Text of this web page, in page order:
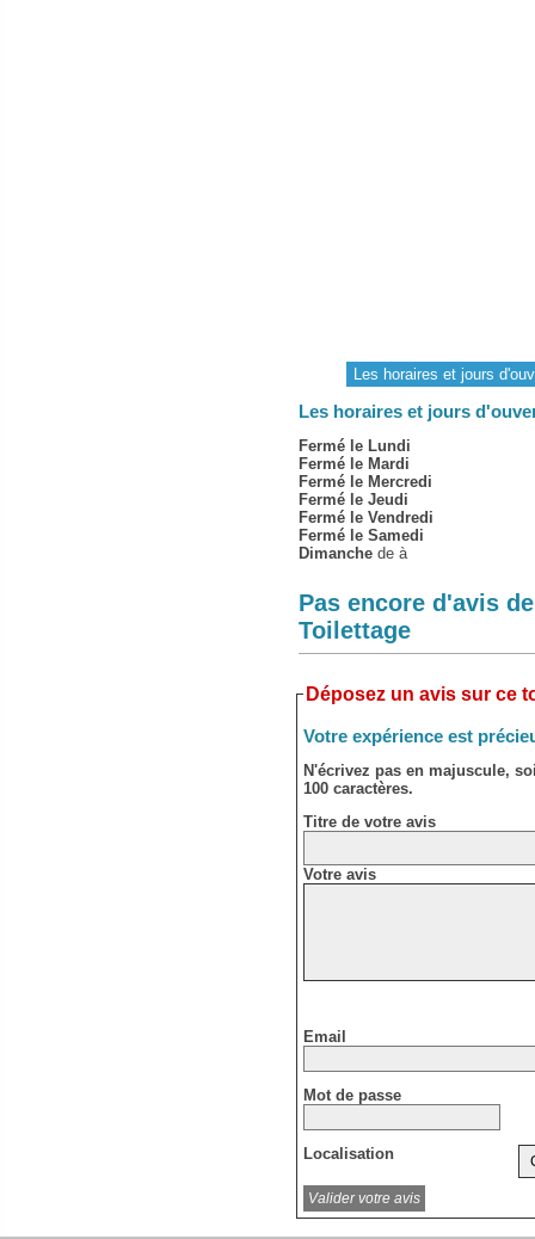
Les horaires et jours
Les horaires et jours
Fermé le Lundi
Fermé le Mardi
Fermé le Mercredi
Fermé le Jeudi
Fermé le Vendredi
Fermé le Samedi
Dimanche de à
Pas encore d'avis
Toilettage
Déposez un avis sur ce
Votre expérience est
N'écrivez pas en majuscule,
100 caractères.
Titre de votre avis
Votre avis
Email
Mot de passe
Localisation